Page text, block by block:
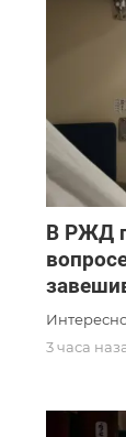
В РЖД
3 часа